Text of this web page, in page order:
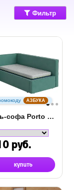
Фильтр
АЗБУКА
Кровать-софа Porto (правая)
руб.
купить